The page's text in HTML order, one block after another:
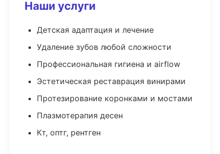
Наши услуги
Детская адаптация и лечение
Удаление зубов любой сложности
Профессиональная гигиена и airflow
Эстетическая реставрация винирами
Протезирование коронками и мостами
Плазмотерапия десен
Кт, оптг, рентген